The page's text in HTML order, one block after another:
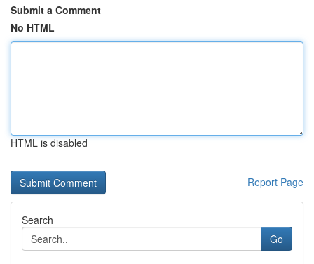
Submit a Comment
No HTML
HTML is disabled
Report Page
Search
Go